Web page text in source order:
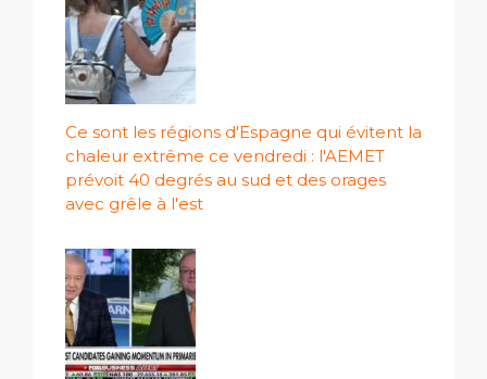
Ce sont les régions d'Espagne qui évitent la
chaleur extrême ce vendredi : l'AEMET
prévoit 40 degrés au sud et des orages
avec grêle à l'est